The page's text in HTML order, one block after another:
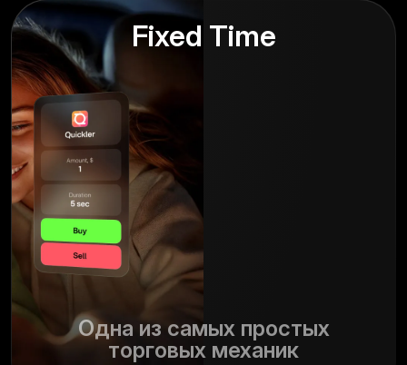
Fixed Time
Одна из самых простых
торговых механик